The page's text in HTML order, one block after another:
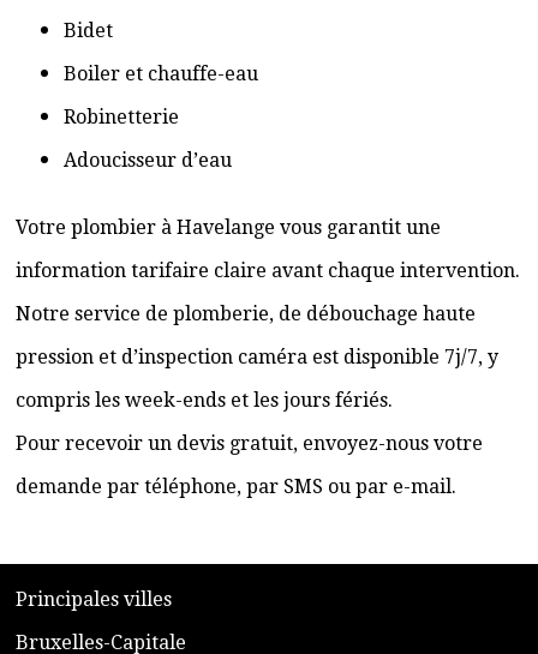
Bidet
Boiler et chauffe-eau
Robinetterie
Adoucisseur d’eau
Votre plombier à Havelange vous garantit une
information tarifaire claire avant chaque intervention.
Notre service de plomberie, de débouchage haute
pression et d’inspection caméra est disponible 7j/7, y
compris les week-ends et les jours fériés.
Pour recevoir un devis gratuit, envoyez-nous votre
demande par téléphone, par SMS ou par e-mail.
​Principales villes
​Bruxelles-Capitale